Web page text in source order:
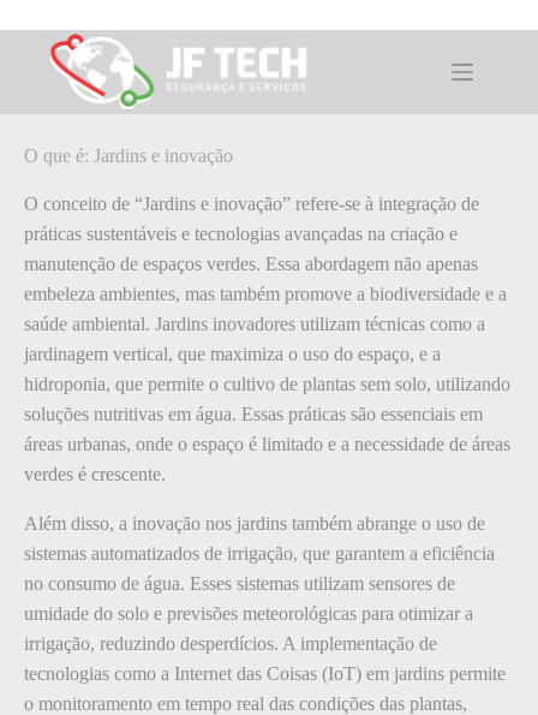
para
conteúdoO que é: Jardins e inovação
O que é: Jardins e inovação
O conceito de “Jardins e inovação” refere-se à integração de
práticas sustentáveis e tecnologias avançadas na criação e
manutenção de espaços verdes. Essa abordagem não apenas
embeleza ambientes, mas também promove a biodiversidade e a
saúde ambiental. Jardins inovadores utilizam técnicas como a
jardinagem vertical, que maximiza o uso do espaço, e a
hidroponia, que permite o cultivo de plantas sem solo, utilizando
soluções nutritivas em água. Essas práticas são essenciais em
áreas urbanas, onde o espaço é limitado e a necessidade de áreas
verdes é crescente.
Além disso, a inovação nos jardins também abrange o uso de
sistemas automatizados de irrigação, que garantem a eficiência
no consumo de água. Esses sistemas utilizam sensores de
umidade do solo e previsões meteorológicas para otimizar a
irrigação, reduzindo desperdícios. A implementação de
tecnologias como a Internet das Coisas (IoT) em jardins permite
o monitoramento em tempo real das condições das plantas,